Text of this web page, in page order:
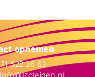
opnemen
522 36 63